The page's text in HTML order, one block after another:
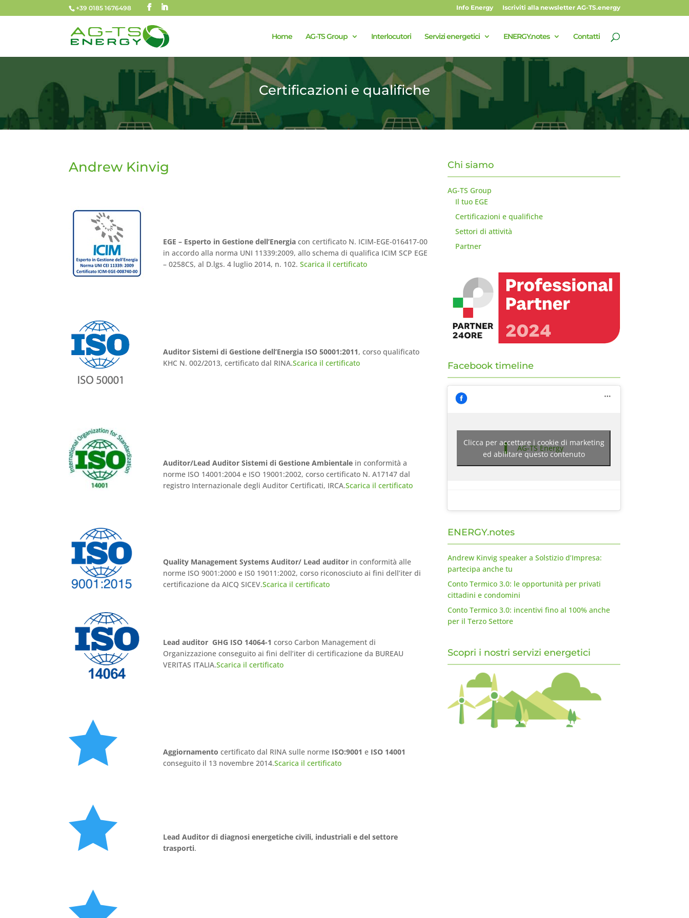
+39 0185 1676498 Info Energy Iscriviti alla newsletter AG-TS.energy
Home AG-TS Group Interlocutori Servizi energetici ENERGY.notes Contatti
Certificazioni e qualifiche
Andrew Kinvig
EGE – Esperto in Gestione dell’Energiacon certificato N. ICIM-EGE-016417-00
in accordo alla norma UNI 11339:2009, allo schema di qualifica ICIM SCP EGE
– 0258CS, al D.lgs. 4 luglio 2014, n. 102. Scarica il certificato
Auditor Sistemi di Gestione dell’Energia ISO 50001:2011, corso qualificato
KHC N. 002/2013, certificato dal RINA.Scarica il certificato
Auditor/Lead Auditor Sistemi di Gestione Ambientalein conformità a
norme ISO 14001:2004 e ISO 19001:2002, corso certificato N. A17147 dal
registro Internazionale degli Auditor Certificati, IRCA.Scarica il certificato
Quality Management Systems Auditor/ Lead auditorin conformità alle
norme ISO 9001:2000 e IS0 19011:2002, corso riconosciuto ai fini dell’iter di
certificazione da AICQ SICEV.Scarica il certificato
Lead auditor GHG ISO 14064-1 corso Carbon Management di
Organizzazione conseguito ai fini dell’iter di certificazione da BUREAU
VERITAS ITALIA.Scarica il certificato
 Aggiornamento certificato dal RINA sulle norme ISO:9001 e ISO 14001
conseguito il 13 novembre 2014.Scarica il certificato

Lead Auditor di diagnosi energetiche civili, industriali e del settore
trasporti.
Chi siamo
AG-TS Group
Il tuo EGE
Certificazioni e qualifiche
Settori di attività
Partner
Facebook timeline
AG-TS Energy
Clicca per accettare i cookie di marketing
ed abilitare questo contenuto
ENERGY.notes
Andrew Kinvig speaker a Solstizio d’Impresa:
partecipa anche tu
Conto Termico 3.0: le opportunità per privati
cittadini e condomini
Conto Termico 3.0: incentivi fino al 100% anche
per il Terzo Settore
Scopri i nostri servizi energetici